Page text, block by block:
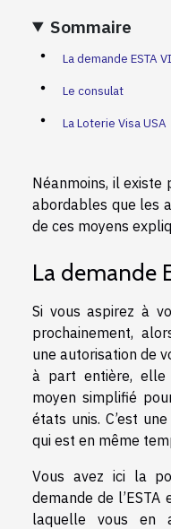
Sommaire
La demande ESTA
Le consulat
La Loterie Visa USA
Néanmoins, il existe
abordables que les
de ces moyens
La demande
Si vous aspirez à
prochainement,
une autorisation de
à part entière, elle
moyen simplifié
états unis. C’est
qui est en même
Vous avez ici la
demande de
laquelle vous en